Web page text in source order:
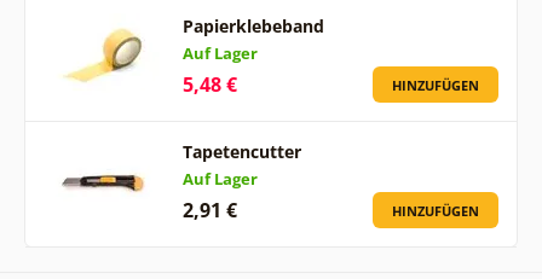
Papierklebeband
Auf Lager
5,48 € HINZUFÜGEN
Tapetencutter
Auf Lager
2,91 € HINZUFÜGEN